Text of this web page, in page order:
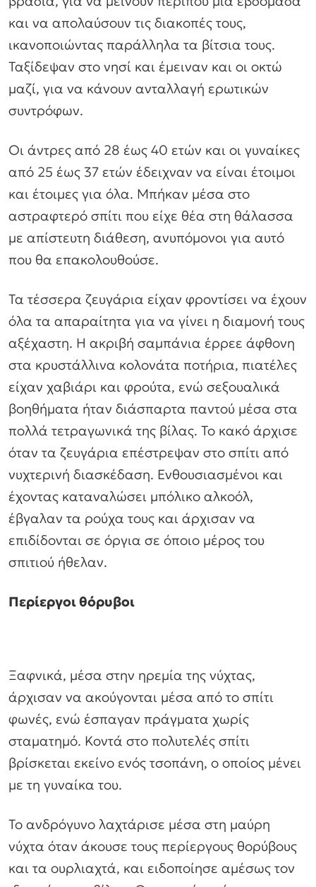
και να απολαύσουν τις διακοπές τους,
ικανοποιώντας παράλληλα τα βίτσια τους.
Ταξίδεψαν στο νησί και έμειναν και οι οκτώ
μαζί, για να κάνουν ανταλλαγή ερωτικών
συντρόφων.
Οι άντρες από 28 έως 40 ετών και οι γυναίκες
από 25 έως 37 ετών έδειχναν να είναι έτοιμοι
και έτοιμες για όλα. Μπήκαν μέσα στο
αστραφτερό σπίτι που είχε θέα στη θάλασσα
με απίστευτη διάθεση, ανυπόμονοι για αυτό
που θα επακολουθούσε.
Τα τέσσερα ζευγάρια είχαν φροντίσει να έχουν
όλα τα απαραίτητα για να γίνει η διαμονή τους
αξέχαστη. Η ακριβή σαμπάνια έρρεε άφθονη
στα κρυστάλλινα κολονάτα ποτήρια, πιατέλες
είχαν χαβιάρι και φρούτα, ενώ σεξουαλικά
βοηθήματα ήταν διάσπαρτα παντού μέσα στα
πολλά τετραγωνικά της βίλας. Το κακό άρχισε
όταν τα ζευγάρια επέστρεψαν στο σπίτι από
νυχτερινή διασκέδαση. Ενθουσιασμένοι και
έχοντας καταναλώσει μπόλικο αλκοόλ,
έβγαλαν τα ρούχα τους και άρχισαν να
επιδίδονται σε όργια σε όποιο μέρος του
σπιτιού ήθελαν.
Περίεργοι θόρυβοι
Ξαφνικά, μέσα στην ηρεμία της νύχτας,
άρχισαν να ακούγονται μέσα από το σπίτι
φωνές, ενώ έσπαγαν πράγματα χωρίς
σταματημό. Κοντά στο πολυτελές σπίτι
βρίσκεται εκείνο ενός τσοπάνη, ο οποίος μένει
με τη γυναίκα του.
Το ανδρόγυνο λαχτάρισε μέσα στη μαύρη
νύχτα όταν άκουσε τους περίεργους θορύβους
και τα ουρλιαχτά, και ειδοποίησε αμέσως τον